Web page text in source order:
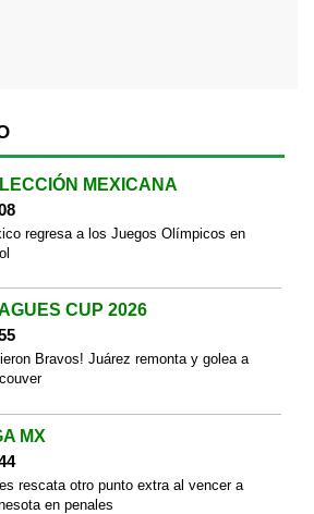
MEXICANA
regresa a los Juegos Olímpicos en
CUP 2026
Bravos! Juárez remonta y golea a
MX
rescata otro punto extra al vencer a
en penales